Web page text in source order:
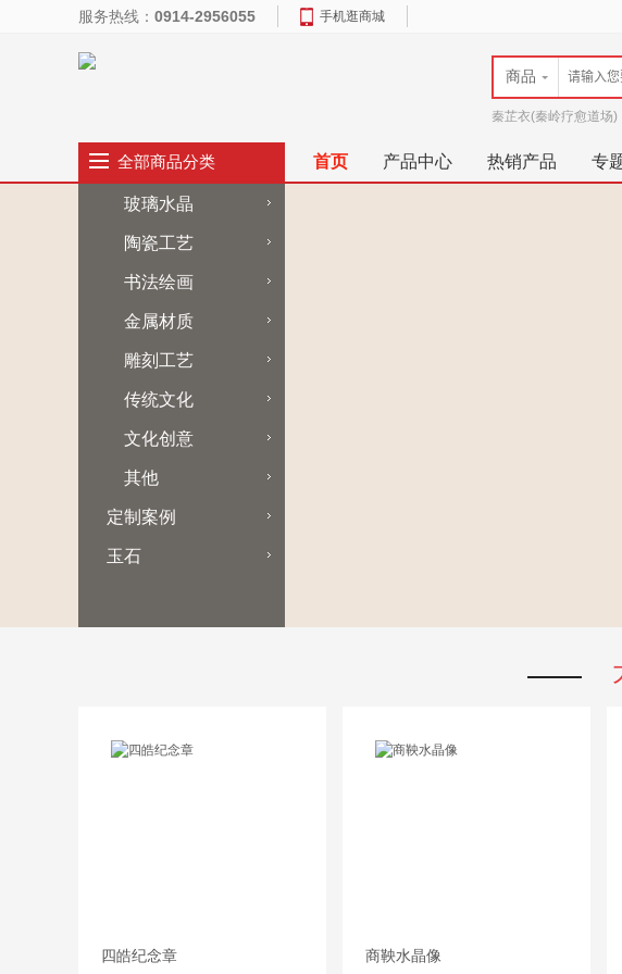
服务热线： 0914-2956055 手机逛商城
商品
秦芷衣(秦岭疗愈道场)
全部商品分类
玻璃水晶
陶瓷工艺
书法绘画
金属材质
雕刻工艺
传统文化
文化创意
其他
定制案例
玉石
首页 产品中心 热销产品 专
四皓纪念章 商鞅水晶像